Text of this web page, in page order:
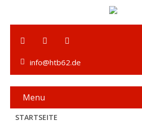
info@htb62.de
Menu
STARTSEITE